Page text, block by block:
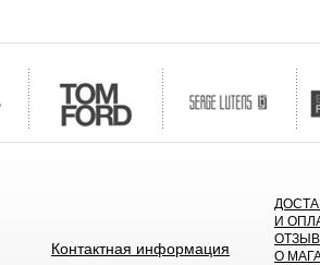
Контактная информация
И
О